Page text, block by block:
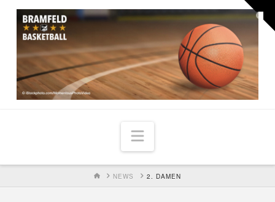
Navigation
HOMENEWS 2. DAMEN
the